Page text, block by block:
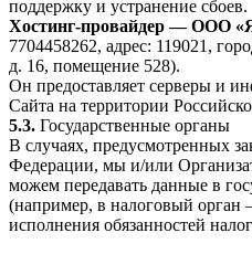
поддержку и устранение сбоев.
Хостинг-провайдер — ООО
7704458262, адрес: 119021,
д. 16, помещение 528).
Он предоставляет серверы и
Сайта на территории
5.3. Государственные органы
В случаях, предусмотренных
Федерации, мы и/или
можем передавать данные в
(например, в налоговый орган
исполнения обязанностей